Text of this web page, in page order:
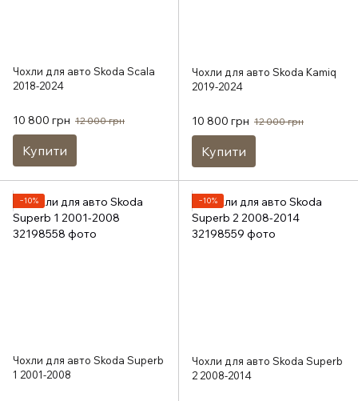
Чохли для авто Skoda Scala
2018-2024
10 800 грн 12 000 грн
Купити
Чохли для авто Skoda Kamiq
2019-2024
10 800 грн 12 000 грн
Купити
−10%
Чохли для авто Skoda Superb
1 2001-2008
−10%
Чохли для авто Skoda Superb
2 2008-2014